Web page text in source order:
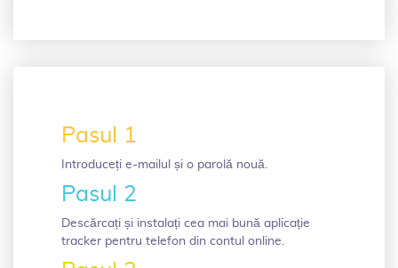
Pasul 1
Introduceți e-mailul și o parolă nouă.
Pasul 2
Descărcați și instalați cea mai bună aplicație
tracker pentru telefon din contul online.